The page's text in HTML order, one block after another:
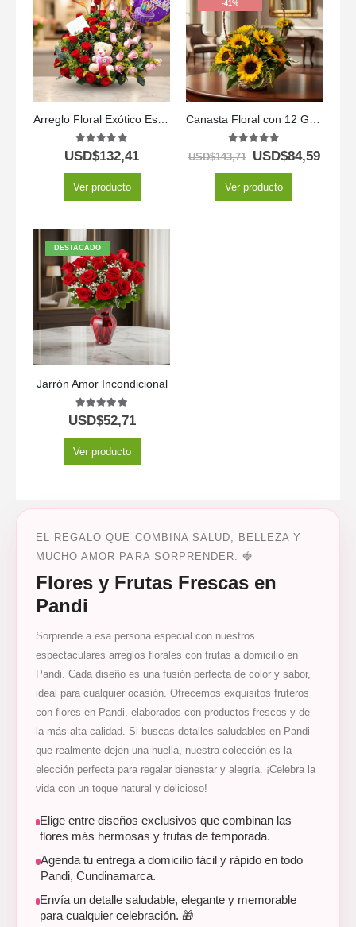
Arreglo Floral Exótico Especial
5.00out of 5
USD$132,41
Ver producto
-41%
Canasta Floral con 12 Girasoles
5.00 out of 5
USD$143,71 USD$84,59
Ver producto
DESTACADO
Jarrón Amor Incondicional
5.00 out of 5
USD$52,71
Ver producto
EL REGALO QUE COMBINA SALUD, BELLEZA Y
MUCHO AMOR PARA SORPRENDER. 🍓
Flores y Frutas Frescas en
Pandi
Sorprende a esa persona especial con nuestros
espectaculares arreglos florales con frutas a domicilio en
Pandi. Cada diseño es una fusión perfecta de color y sabor,
ideal para cualquier ocasión. Ofrecemos exquisitos fruteros
con flores en Pandi, elaborados con productos frescos y de
la más alta calidad. Si buscas detalles saludables en Pandi
que realmente dejen una huella, nuestra colección es la
elección perfecta para regalar bienestar y alegría. ¡Celebra la
vida con un toque natural y delicioso!
Elige entre diseños exclusivos que combinan las
flores más hermosas y frutas de temporada.
Agenda tu entrega a domicilio fácil y rápido en todo
Pandi, Cundinamarca.
Envía un detalle saludable, elegante y memorable
para cualquier celebración. 🎁